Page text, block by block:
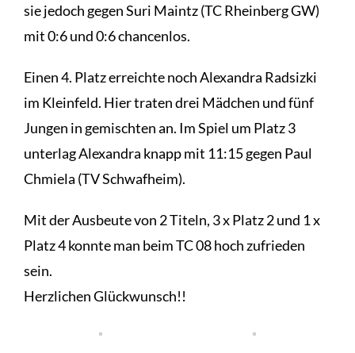
sie jedoch gegen Suri Maintz (TC Rheinberg GW)
mit 0:6 und 0:6 chancenlos.
Einen 4. Platz erreichte noch Alexandra Radsizki
im Kleinfeld. Hier traten drei Mädchen und fünf
Jungen in gemischten an. Im Spiel um Platz 3
unterlag Alexandra knapp mit 11:15 gegen Paul
Chmiela (TV Schwafheim).
Mit der Ausbeute von 2 Titeln, 3 x Platz 2 und 1 x
Platz 4 konnte man beim TC 08 hoch zufrieden
sein.
Herzlichen Glückwunsch!!